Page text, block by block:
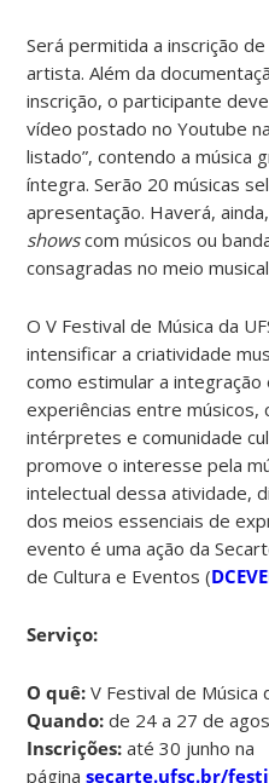
Será permitida a inscrição
artista.Além da
inscrição, o participante
vídeo postado noYoutube
listado”, contendo a música
íntegra.Serão 20 músicas
apresentação. Haverá,
showscom músicos ou
consagradas no meio
O V Festival de Música da
intensificar a criatividade
como estimular a integração
experiências entre músicos,
intérpretes e comunidade
promove o interesse pela
intelectual dessa atividade,
dos meios essenciais de
evento é uma ação da
de Cultura e Eventos (
Serviço:
O quê: V Festival de Música
Quando: de 24 a 27 de
Inscrições: até 30 junho na
páginasecarte.ufsc.br/